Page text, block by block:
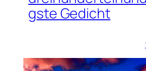
gste Gedicht